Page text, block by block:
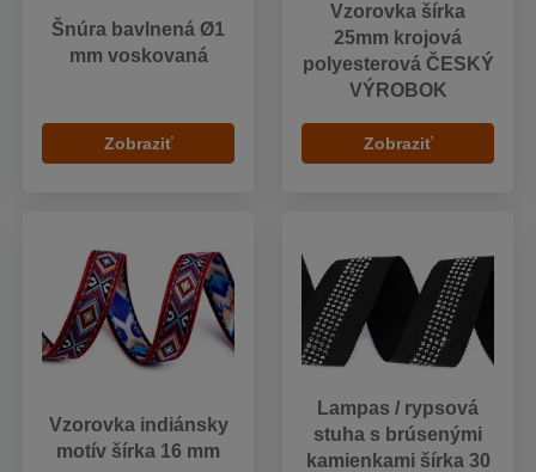
Šnúra bavlnená Ø1
mm voskovaná
Zobraziť
Vzorovka šírka
25mm krojová
polyesterová ČESKÝ
VÝROBOK
Zobraziť
Vzorovka indiánsky
motív šírka 16 mm
Lampas / rypsová
stuha s brúsenými
kamienkami šírka 30